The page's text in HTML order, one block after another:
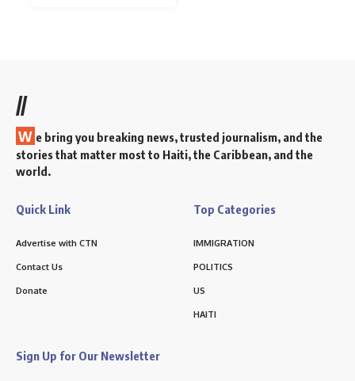
//
W e bring you breaking news, trusted journalism, and the
stories that matter most to Haiti, the Caribbean, and the
world.
Quick Link
Advertise with CTN
Contact Us
Donate
Top Categories
IMMIGRATION
POLITICS
US
HAITI
Sign Up for Our Newsletter